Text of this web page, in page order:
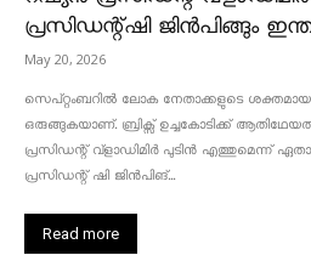
പ്രസിഡന്റ്ഷി ജിൻപിങ്ങും
May 20, 2026
സെപ്റ്റംബറിൽ ലോക നേതാക്കളുടെ
ഒരുങ്ങുകയാണ്. ബ്രിക്സ് ഉച്ചകോടിക്ക്
പ്രസിഡന്റ് വ്‌ളാഡിമിർ പുടിൻ എത്തുമെന്ന്
പ്രസിഡന്റ് ഷി ജിൻപിങ്...
Read more